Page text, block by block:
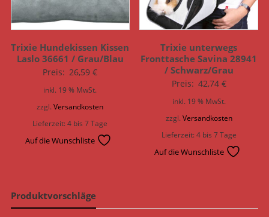
Trixie Hundekissen Kissen
Laslo 36661 / Grau/Blau
Preis: 26,59€
inkl. 19 % MwSt.
zzgl.Versandkosten
Lieferzeit:4 bis 7 Tage
Auf die Wunschliste
Trixie unterwegs
Fronttasche Savina 28941
/ Schwarz/Grau
Preis: 42,74 €
inkl. 19 % MwSt.
zzgl. Versandkosten
Lieferzeit:4 bis 7 Tage
Auf die Wunschliste
Produktvorschläge